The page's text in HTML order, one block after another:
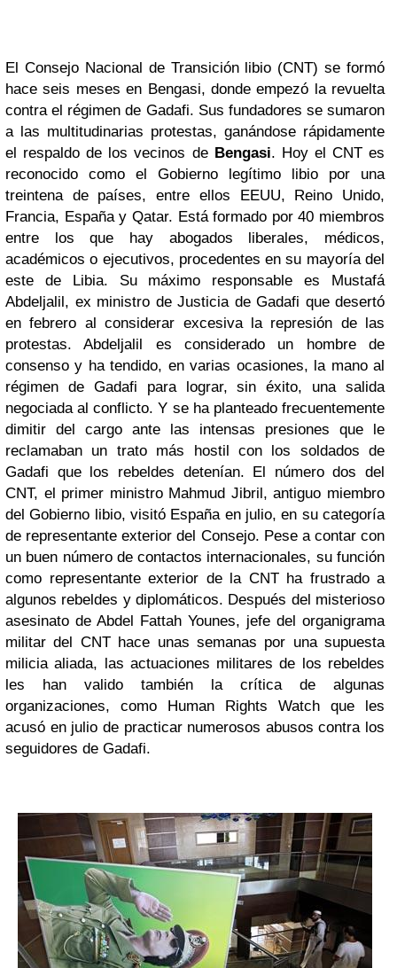
El Consejo Nacional de Transición libio (CNT) se formó
hace seis meses en Bengasi, donde empezó la revuelta
contra el régimen de Gadafi. Sus fundadores se sumaron
a las multitudinarias protestas, ganándose rápidamente
el respaldo de los vecinos de Bengasi. Hoy el CNT es
reconocido como el Gobierno legítimo libio por una
treintena de países, entre ellos EEUU, Reino Unido,
Francia, España y Qatar. Está formado por 40 miembros
entre los que hay abogados liberales, médicos,
académicos o ejecutivos, procedentes en su mayoría del
este de Libia. Su máximo responsable es Mustafá
Abdeljalil, ex ministro de Justicia de Gadafi que desertó
en febrero al considerar excesiva la represión de las
protestas. Abdeljalil es considerado un hombre de
consenso y ha tendido, en varias ocasiones, la mano al
régimen de Gadafi para lograr, sin éxito, una salida
negociada al conflicto. Y se ha planteado frecuentemente
dimitir del cargo ante las intensas presiones que le
reclamaban un trato más hostil con los soldados de
Gadafi que los rebeldes detenían. El número dos del
CNT, el primer ministro Mahmud Jibril, antiguo miembro
del Gobierno libio, visitó España en julio, en su categoría
de representante exterior del Consejo. Pese a contar con
un buen número de contactos internacionales, su función
como representante exterior de la CNT ha frustrado a
algunos rebeldes y diplomáticos. Después del misterioso
asesinato de Abdel Fattah Younes, jefe del organigrama
militar del CNT hace unas semanas por una supuesta
milicia aliada, las actuaciones militares de los rebeldes
les han valido también la crítica de algunas
organizaciones, como Human Rights Watch que les
acusó en julio de practicar numerosos abusos contra los
seguidores de Gadafi.